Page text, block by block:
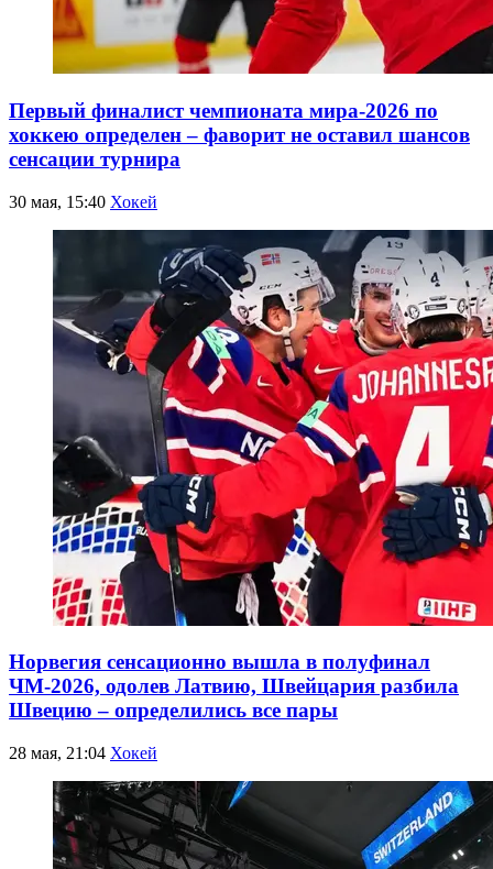
Первый финалист чемпионата мира-2026 по
хоккею определен – фаворит не оставил шансов
сенсации турнира
30 мая, 15:40 Хокей
Норвегия сенсационно вышла в полуфинал
ЧМ-2026, одолев Латвию, Швейцария разбила
Швецию – определились все пары
28 мая, 21:04 Хокей